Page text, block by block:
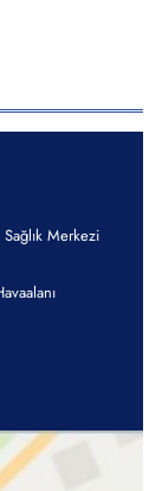
Merkezi